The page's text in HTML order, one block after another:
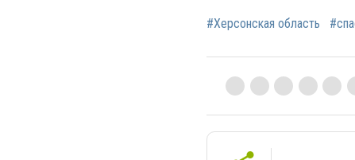
#Херсонская область